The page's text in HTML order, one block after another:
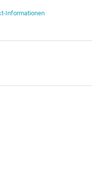
Informationen